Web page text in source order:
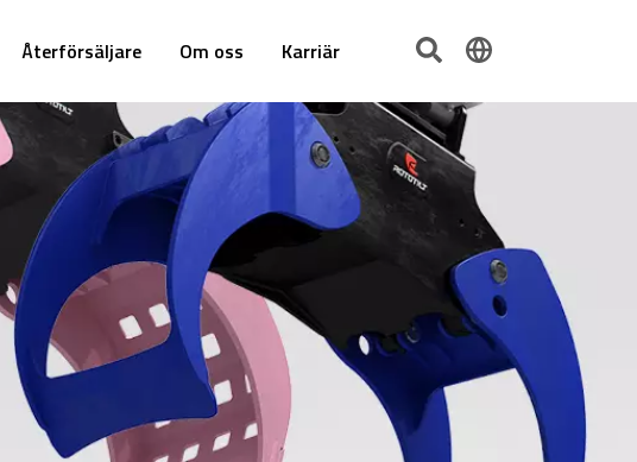
Återförsäljare Om oss Karriär